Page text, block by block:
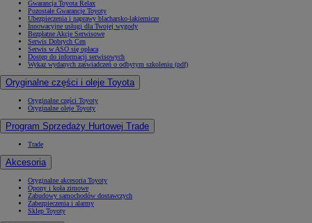
Gwarancja Toyota Relax
Pozostałe Gwarancje Toyoty
Ubezpieczenia i naprawy blacharsko-lakiernicze
Innowacyjne usługi dla Twojej wygody
Bezpłatne Akcje Serwisowe
Serwis Dobrych Cen
Serwis w ASO się opłaca
Dostęp do informacji serwisowych
Wykaz wydanych zaświadczeń o odbytym szkoleniu (pdf)
Oryginalne części i oleje Toyota
Oryginalne części Toyoty
Oryginalne oleje Toyoty
Program Sprzedaży Hurtowej Trade
Trade
Akcesoria
Oryginalne akcesoria Toyoty
Opony i koła zimowe
Zabudowy samochodów dostawczych
Zabezpieczenia i alarmy
Sklep Toyoty